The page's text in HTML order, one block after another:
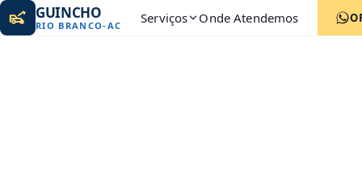
GUINCHO
RIO BRANCO-AC Serviços Onde Atendemos